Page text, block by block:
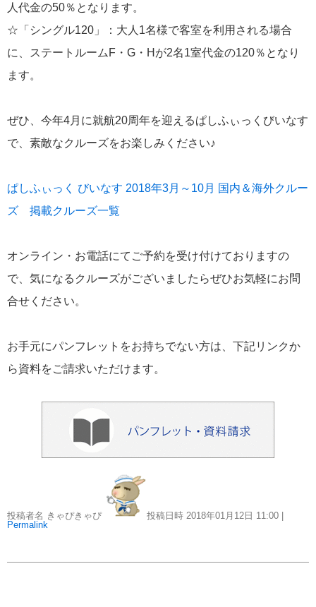
人代金の50％となります。
☆「シングル120」：大人1名様で客室を利用される場合
に、ステートルームF・G・Hが2名1室代金の120％となり
ます。
ぜひ、今年4月に就航20周年を迎えるぱしふぃっくびいなす
で、素敵なクルーズをお楽しみください♪
ぱしふぃっく びいなす 2018年3月～10月 国内＆海外クルー
ズ 掲載クルーズ一覧
オンライン・お電話にてご予約を受け付けておりますの
で、気になるクルーズがございましたらぜひお気軽にお問
合せください。
お手元にパンフレットをお持ちでない方は、下記リンクか
ら資料をご請求いただけます。
投稿者名 きゃぴきゃぴ 投稿日時 2018年01月12日 11:00 |
Permalink
初夏の日本一周
コースご案内
ぱしふぃっく びいなす
ぱしふぃっくびいなすチャーター 16
プリンセス・クルーズ
現地情報
お知らせ
おすすめ情報
飛鳥Ⅲ
キュナード
ロイヤル・カリビアン・クルーズ
海外クルーズプランナーのつぶやき